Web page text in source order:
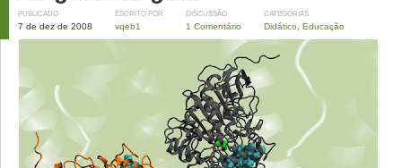
PUBLICADO
7 de dez de 2008
ESCRITO POR
vqeb1
DISCUSSÃO
1 Comentário
CATEGORIAS
Didático Educação